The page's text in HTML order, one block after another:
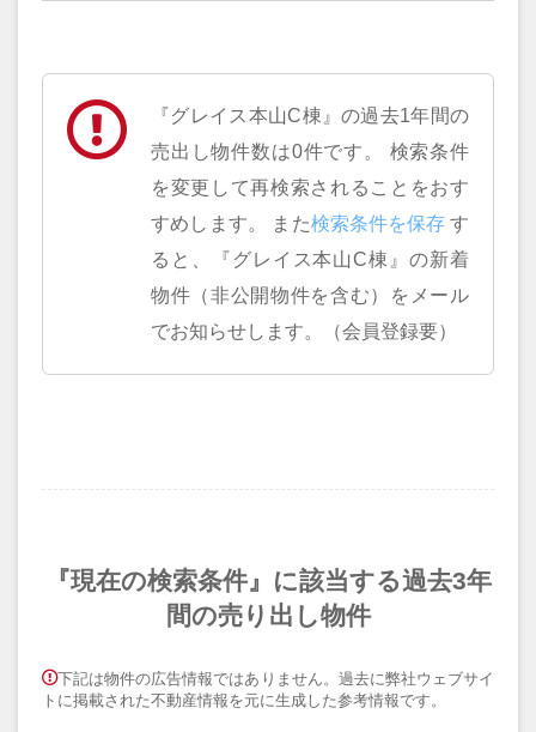
『グレイス本山C棟』の過去1年間の
売出し物件数は0件です。 検索条件
を変更して再検索されることをおす
すめします。 また
す
ると、『グレイス本山C棟』の新着
物件（非公開物件を含む）をメール
でお知らせします。（会員登録要）
『現在の検索条件』に該当する過去3年
間の売り出し物件
下記は物件の広告情報ではありません。過去に弊社ウェブサイ
トに掲載された不動産情報を元に生成した参考情報です。